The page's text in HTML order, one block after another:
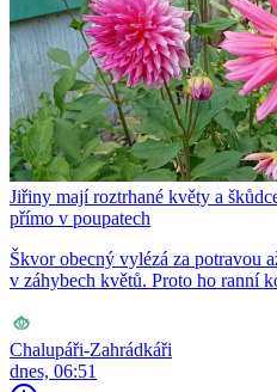
Jiřiny mají roztrhané květy a
přímo v poupatech
Škvor obecný vylézá za potravou
v záhybech květů. Proto ho ranní
Chalupáři-Zahrádkáři
dnes, 06:51